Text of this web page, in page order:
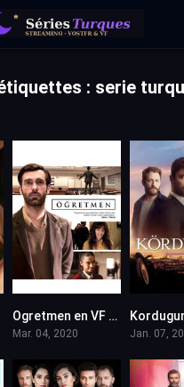
: serie
Ogretmen en VF (Voix Francaise)
Mar. 04, 2020 Jan. 07,